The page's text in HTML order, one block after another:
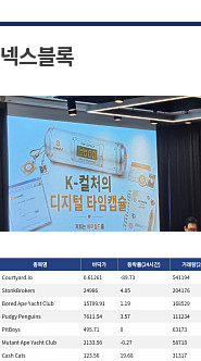
넥스블록